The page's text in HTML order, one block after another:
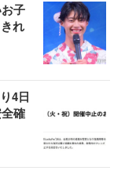
子
れ
4日
確